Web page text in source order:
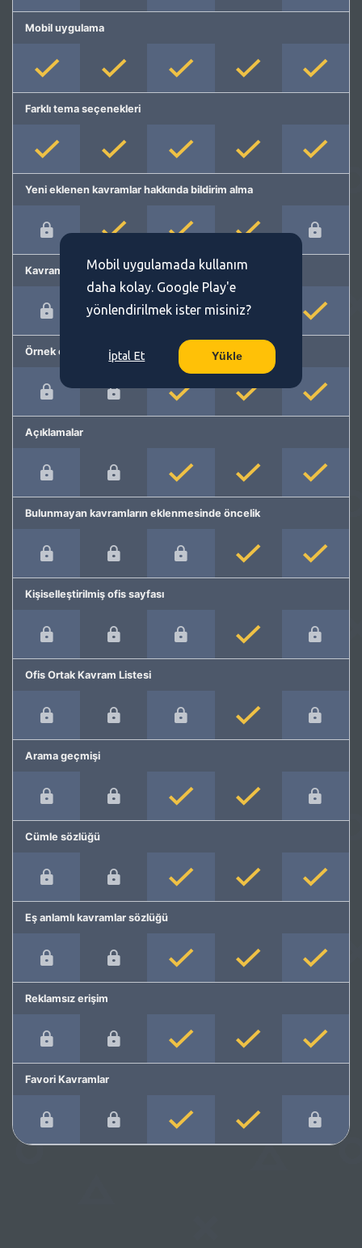
Mobil uygulama
Farklı tema seçenekleri
Yeni eklenen kavramlar hakkında bildirim alma
Kavram önerme
Örnek cümleler
Açıklamalar
Bulunmayan kavramların eklenmesinde öncelik
Kişiselleştirilmiş ofis sayfası
Ofis Ortak Kavram Listesi
Arama geçmişi
Cümle sözlüğü
Eş anlamlı kavramlar sözlüğü
Reklamsız erişim
Favori Kavramlar
Mobil uygulamada kullanım
daha kolay. Google Play'e
yönlendirilmek ister misiniz?
İptal Et Yükle